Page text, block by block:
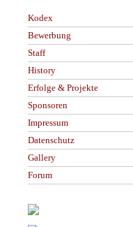
Kodex
Bewerbung
Staff
History
Erfolge & Projekte
Sponsoren
Impressum
Datenschutz
Gallery
Forum